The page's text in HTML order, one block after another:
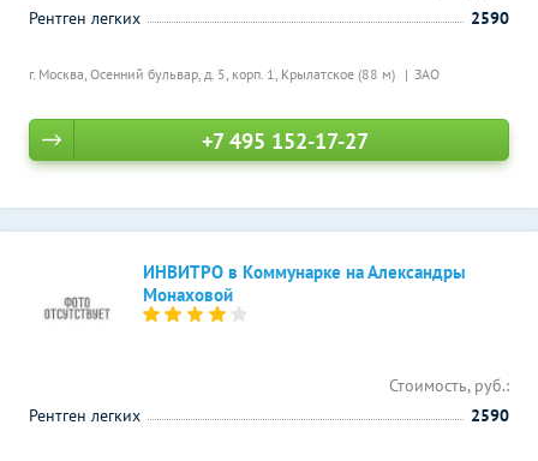
г. Москва, Осенний бульвар, д. 5, корп. 1, Крылатское (88 м) ЗАО
Рентген легких
2590
+7 495 152-17-27
ИНВИТРО в Коммунарке на Александры
Монаховой
Стоимость, руб.:
Рентген легких
2590